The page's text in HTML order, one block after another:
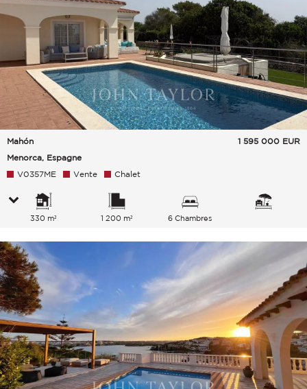
Mahón
Menorca, Espagne
1 595 000 EUR
V0357ME Vente Chalet
330 m² 1 200 m² 6 Chambres